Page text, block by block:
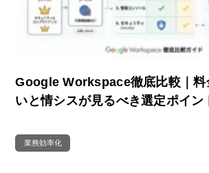
Google Workspace徹底比較｜料
いと情シスが見るべき選定ポイン
業務効率化